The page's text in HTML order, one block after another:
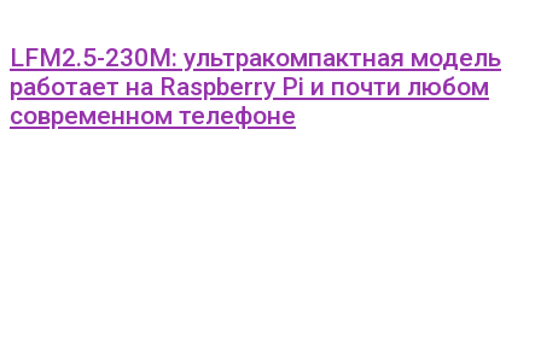
LFM2.5-230M: ультракомпактная модель
работает на Raspberry Pi и почти любом
современном телефоне